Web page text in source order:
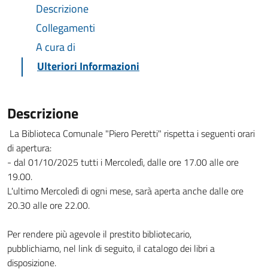
Descrizione
Collegamenti
A cura di
Ulteriori Informazioni
Descrizione
La Biblioteca Comunale "Piero Peretti" rispetta i seguenti orari
di apertura:
- dal 01/10/2025 tutti i Mercoledì, dalle ore 17.00 alle ore
19.00.
L'ultimo Mercoledì di ogni mese, sarà aperta anche dalle ore
20.30 alle ore 22.00.
Per rendere più agevole il prestito bibliotecario,
pubblichiamo, nel link di seguito, il catalogo dei libri a
disposizione.